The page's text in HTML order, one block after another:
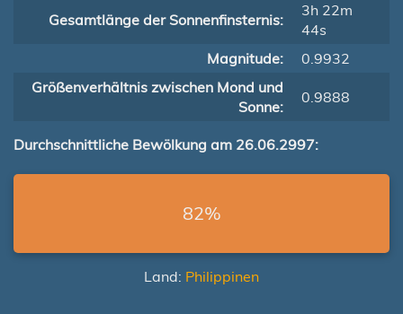
Gesamtlänge der Sonnenfinsternis:
3h 22m
44s
Magnitude:
0.9932
Größenverhältnis zwischen Mond und
Sonne:
0.9888
Durchschnittliche Bewölkung am 26.06.2997:
82%
Land: Philippinen